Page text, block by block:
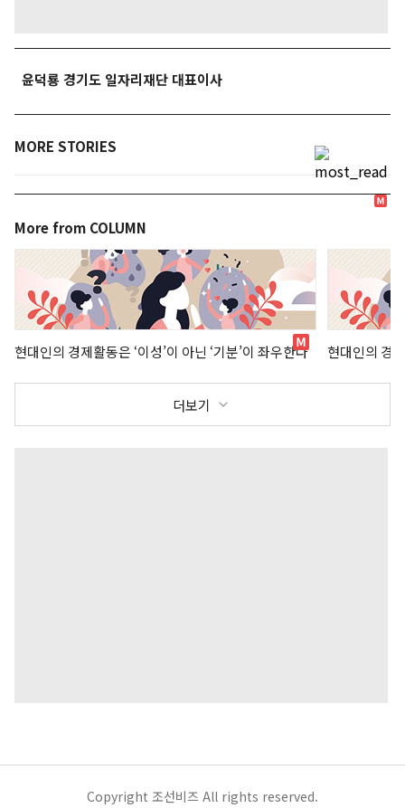
윤덕룡 경기도 일자리재단 대표이사
MORE STORIES
More from COLUMN
현대인의 경제활동은 ‘이성’이 아닌 ‘기분’이 좌우한다 현대인의 경
더보기
Copyright 조선비즈 All rights reserved.